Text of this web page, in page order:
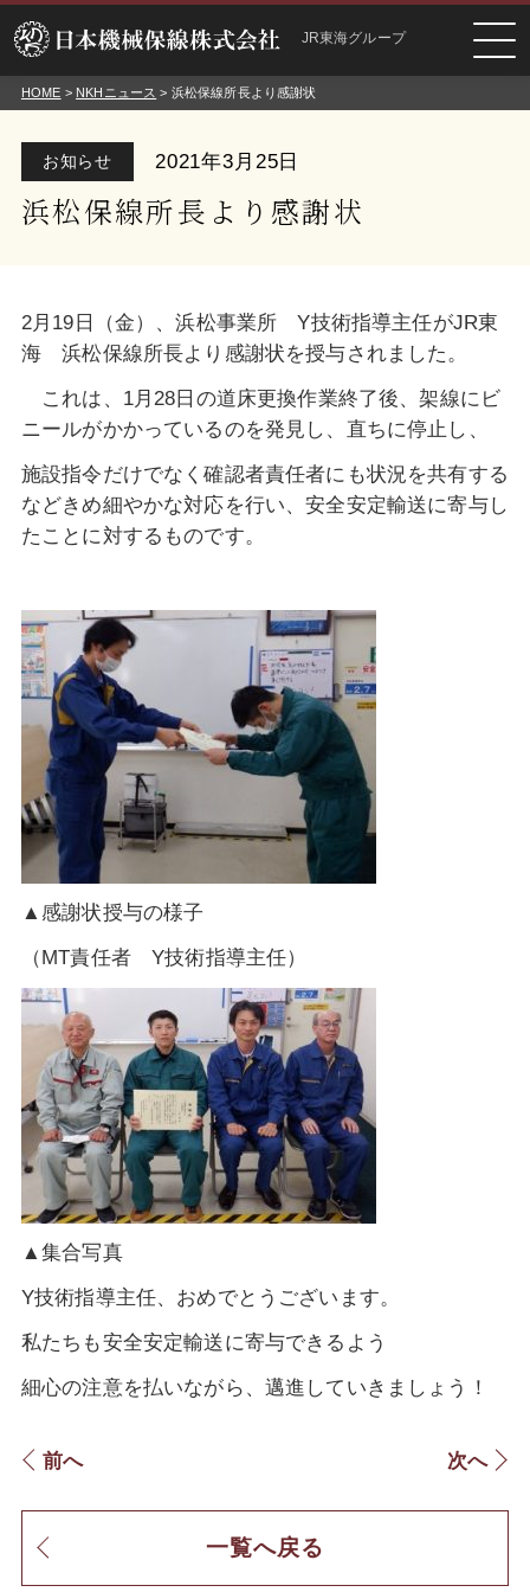
JR東海グループ
HOME > NKHニュース > 浜松保線所長より感謝状
お知らせ 2021年3月25日
浜松保線所長より感謝状
2月19日（金）、浜松事業所 Y技術指導主任がJR東
海 浜松保線所長より感謝状を授与されました。
これは、1月28日の道床更換作業終了後、架線にビ
ニールがかかっているのを発見し、直ちに停止し、
施設指令だけでなく確認者責任者にも状況を共有する
などきめ細やかな対応を行い、安全安定輸送に寄与し
たことに対するものです。
▲感謝状授与の様子
（MT責任者 Y技術指導主任）
▲集合写真
Y技術指導主任、おめでとうございます。
私たちも安全安定輸送に寄与できるよう
細心の注意を払いながら、邁進していきましょう！
前へ 次へ
一覧へ戻る